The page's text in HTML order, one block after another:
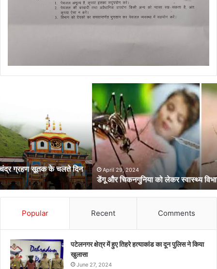
लेकर
स्वास्थ्य
विभाग
का
अर्लटApril 29, 2024
डेंगू और चिकनगुनिया को लेकर स्वास्थ्य विभाग का अर्लट
Popular Recent Comments
पटेलनगर क्षेत्र में हुए तिहरे हत्याकांड का दून पुलिस ने किया
खुलासा
June 27, 2024